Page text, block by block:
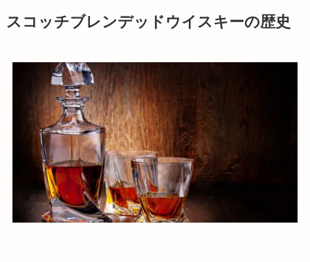
スコッチブレンデッドウイスキーの歴史